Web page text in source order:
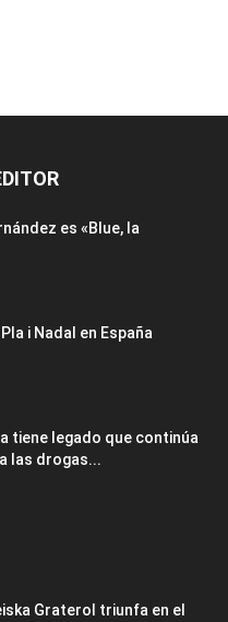
es «Blue, la
i Nadal en España
tiene legado que continúa
las drogas...
Graterol triunfa en el